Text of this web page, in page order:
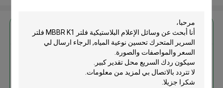
احصل على افضل سعر ل
وسائل الإعلام البلاستيكية فلتر
MBBR K1 فلتر السرير المتحرك